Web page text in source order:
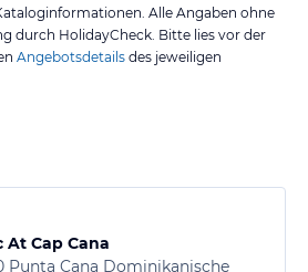
Alle Angaben ohne
durch HolidayCheck. Bitte lies vor der
Angebotsdetails des jeweiligen
At Cap Cana
Punta Cana Dominikanische